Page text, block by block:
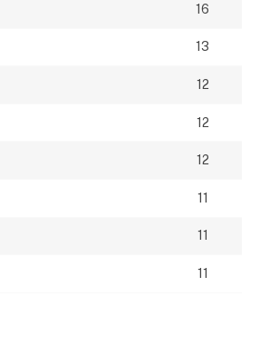
16
13
12
12
12
11
11
11